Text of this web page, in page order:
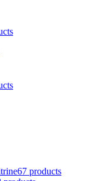
67 products